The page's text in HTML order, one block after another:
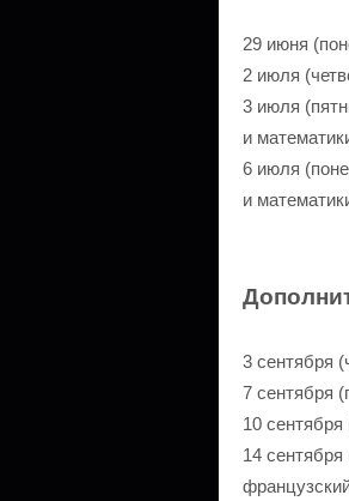
29 июня
2 июля
3 июля
и
6 июля
и
3 сентября
7 сентября
10
14